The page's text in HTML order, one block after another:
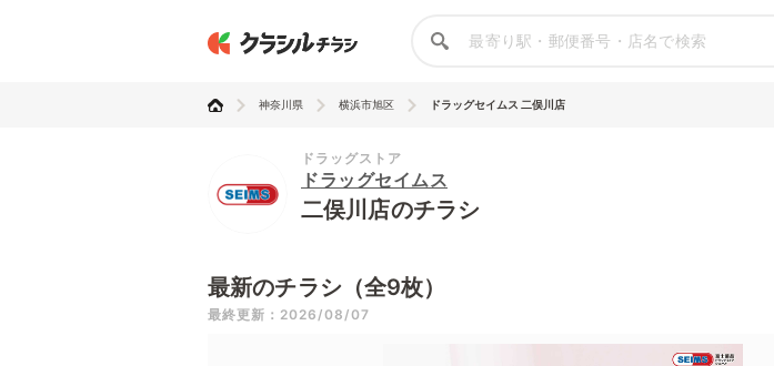
神奈川県 横浜市旭区 ドラッグセイムス 二俣川店
ドラッグストア
ドラッグセイムス
二俣川店のチラシ
最新のチラシ（全9枚）
最終更新：2026/08/07